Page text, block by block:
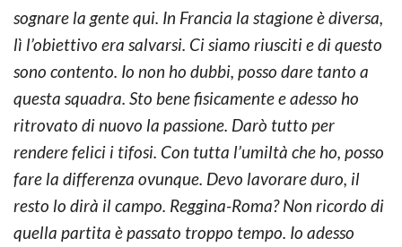
sognare la gente qui. In Francia la stagione è diversa,
lì l’obiettivo era salvarsi. Ci siamo riusciti e di questo
sono contento. Io non ho dubbi, posso dare tanto a
questa squadra. Sto bene fisicamente e adesso ho
ritrovato di nuovo la passione. Darò tutto per
rendere felici i tifosi. Con tutta l’umiltà che ho, posso
fare la differenza ovunque. Devo lavorare duro, il
resto lo dirà il campo. Reggina-Roma? Non ricordo di
quella partita è passato troppo tempo. Io adesso